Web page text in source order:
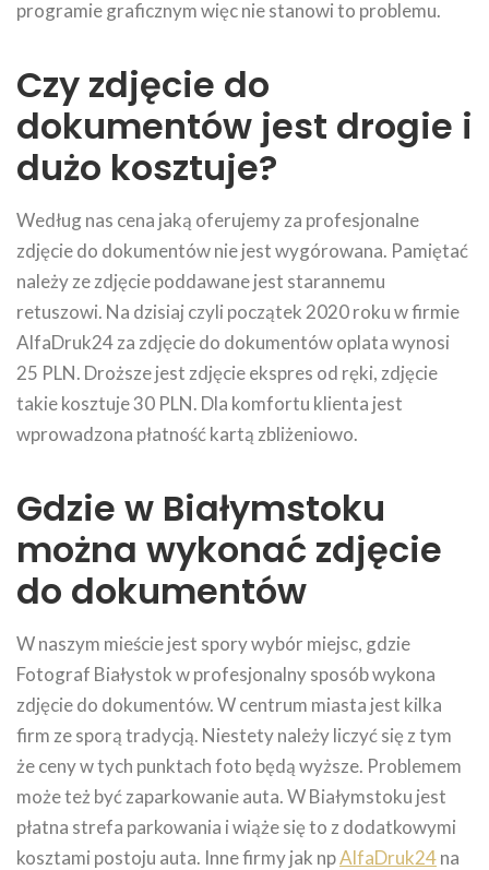
programie graficznym więc nie stanowi to problemu.
Czy zdjęcie do
dokumentów jest drogie i
dużo kosztuje?
Według nas cena jaką oferujemy za profesjonalne
zdjęcie do dokumentów nie jest wygórowana. Pamiętać
należy ze zdjęcie poddawane jest starannemu
retuszowi. Na dzisiaj czyli początek 2020 roku w firmie
AlfaDruk24 za zdjęcie do dokumentów oplata wynosi
25 PLN. Droższe jest zdjęcie ekspres od ręki, zdjęcie
takie kosztuje 30 PLN. Dla komfortu klienta jest
wprowadzona płatność kartą zbliżeniowo.
Gdzie w Białymstoku
można wykonać zdjęcie
do dokumentów
W naszym mieście jest spory wybór miejsc, gdzie
Fotograf Białystok w profesjonalny sposób wykona
zdjęcie do dokumentów. W centrum miasta jest kilka
firm ze sporą tradycją. Niestety należy liczyć się z tym
że ceny w tych punktach foto będą wyższe. Problemem
może też być zaparkowanie auta. W Białymstoku jest
płatna strefa parkowania i wiąże się to z dodatkowymi
kosztami postoju auta. Inne firmy jak npAlfaDruk24na